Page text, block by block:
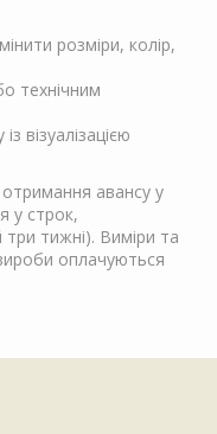
розміри, колір,
технічним
візуалізацією
авансу у
у строк,
тижні). Виміри та
оплачуються